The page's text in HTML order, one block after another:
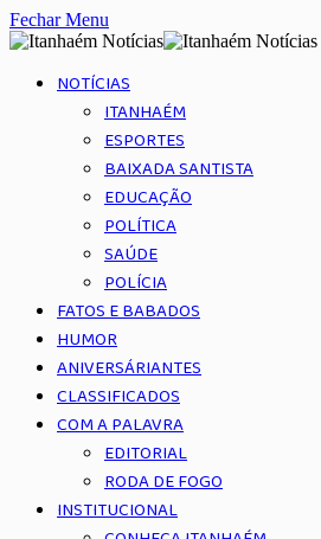
Fechar Menu
NOTÍCIAS
ITANHAÉM
ESPORTES
BAIXADA SANTISTA
EDUCAÇÃO
POLÍTICA
SAÚDE
POLÍCIA
FATOS E BABADOS
HUMOR
ANIVERSÁRIANTES
CLASSIFICADOS
COM A PALAVRA
EDITORIAL
RODA DE FOGO
INSTITUCIONAL